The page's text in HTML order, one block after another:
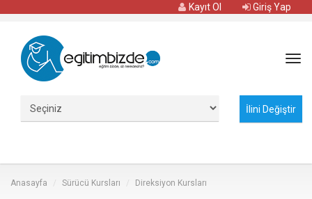
Giriş Yap
Kayıt Ol
Anasayfa Sürücü Kursları Direksiyon Kursları